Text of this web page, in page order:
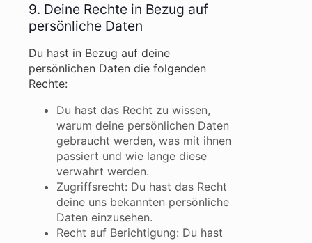
9. Deine Rechte in Bezug auf
persönliche Daten
Du hast in Bezug auf deine
persönlichen Daten die folgenden
Rechte:
Du hast das Recht zu wissen,
warum deine persönlichen Daten
gebraucht werden, was mit ihnen
passiert und wie lange diese
verwahrt werden.
Zugriffsrecht: Du hast das Recht
deine uns bekannten persönliche
Daten einzusehen.
Recht auf Berichtigung: Du hast